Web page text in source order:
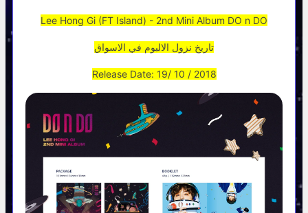
Lee Hong Gi (FT Island) - 2nd Mini Album DO n DO
تاريخ نزول الالبوم في الاسواق
Release Date: 19/ 10 / 2018